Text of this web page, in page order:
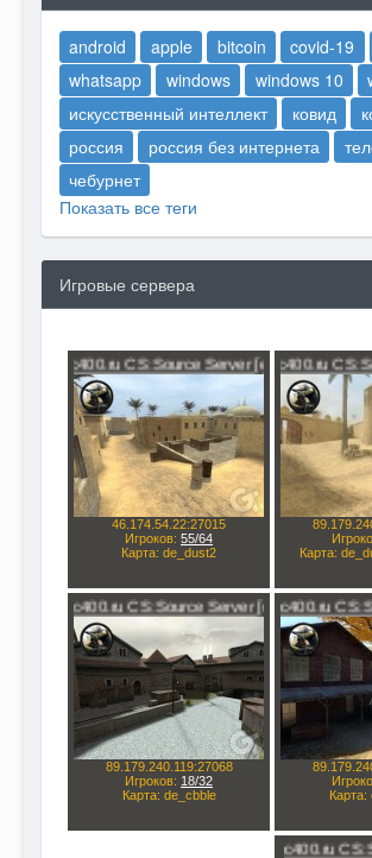
android apple bitcoin covid-19
whatsapp
windows windows 10
искусственный интеллект
ковид
россия
россия без интернета
чебурнет
Показать все теги
Игровые сервера